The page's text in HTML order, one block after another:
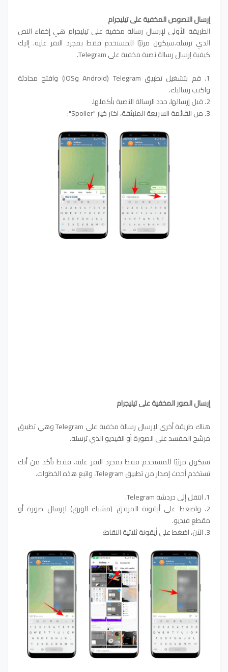
إرسال النصوص المخفية على تيليجرام
الطريقة الأولى لإرسال رسالة مخفية على تيليجرام هي إخفاء النص
الذي ترسله.سيكون مرئيًا للمستخدم فقط بمجرد النقر عليه. إليك
كيفية إرسال رسالة نصية مخفية على Telegram.
1. قم بتشغيل تطبيق Telegram (Android وiOS) وافتح محادثة
واكتب رسالتك.
2. قبل إرسالها، حدد الرسالة النصية بأكملها.
3. من القائمة السريعة المنبثقة، اختر خيار "Spoiler":
إرسال الصور المخفية على تيليجرام
هناك طريقة أخرى لإرسال رسالة مخفية على Telegram وهي تطبيق
مرشح المفسد على الصورة أو الفيديو الذي ترسله.
سيكون مرئيًا للمستخدم فقط بمجرد النقر عليه. فقط تأكد من أنك
تستخدم أحدث إصدار من تطبيق Telegram، واتبع هذه الخطوات.
1. انتقل إلى دردشة Telegram.
2. واضغط على أيقونة المرفق (مشبك الورق) لإرسال صورة أو
مقطع فيديو.
3. الآن، اضغط على أيقونة ثلاثية النقاط: